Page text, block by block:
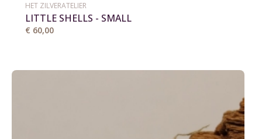
HET ZILVERATELIER
LITTLE SHELLS - SMALL
€ 60,00